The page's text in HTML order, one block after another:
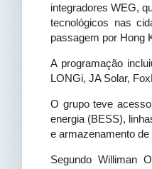
integradores WEG,
tecnológicos nas
passagem por Hong
A programação
LONGi, JA Solar,
O grupo teve
energia (BESS),
e armazenamento de
Segundo Williman